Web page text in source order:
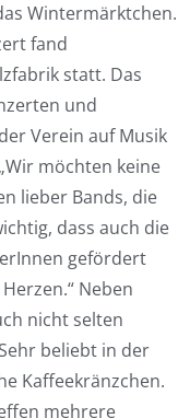
Wintermärktchen.
fand
statt. Das
und
Verein auf Musik
möchten keine
lieber Bands, die
dass auch die
gefördert
Neben
nicht selten
beliebt in der
Kaffeekränzchen.
mehrere